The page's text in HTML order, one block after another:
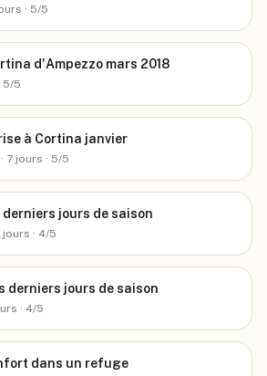
· 5/5
d'Ampezzo mars 2018
5/5
à Cortina janvier
· 7 jours · 5/5
jours de saison
jours · 4/5
derniers jours de saison
· 4/5
dans un refuge